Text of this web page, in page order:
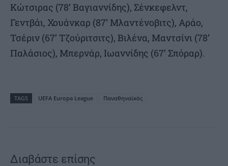
Κώτσιρας (78’ Βαγιαννίδης), Σένκεφελντ,
Γεντβάι, Χουάνκαρ (87’ Μλαντένοβιτς), Αράο,
Τσέριν (67’ Τζούριτσιτς), Βιλένα, Μαντσίνι (78’
Παλάσιος), Μπερνάρ, Ιωαννίδης (67’ Σπόραρ).
TAGS UEFA Europa League Παναθηναϊκός
Διαβάστε επίσης